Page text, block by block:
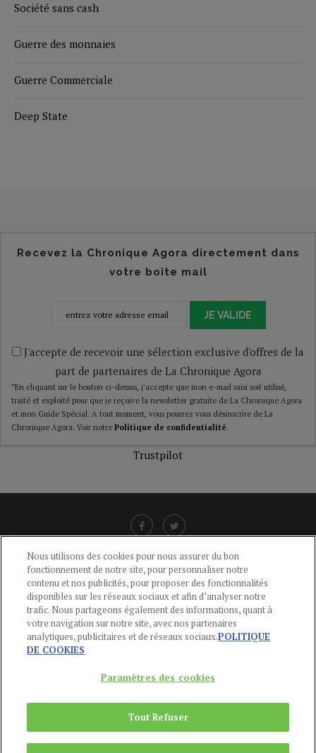
Société sans cash
Guerre des monnaies
Guerre Commerciale
Deep State
Recevez la Chronique Agora directement dans
votre boîte mail
JE VALIDE
J'accepte de recevoir une sélection exclusive d'offres de la
part de partenaires de La Chronique Agora
*En cliquant sur le bouton ci-dessus, j’accepte que mon e-mail saisi soit utilisé,
traité et exploité pour que je reçoive la newsletter gratuite de La Chronique Agora
et mon Guide Spécial. A tout moment, vous pourrez vous désinscrire de La
Chronique Agora. Voir notre Politique de confidentialité.
Trustpilot
CGU-POLITIQUE DE CONFIDENTIALITÉ -POLITIQUE DES COOKIES
MENTIONS LÉGALES -AIDE
CONTACT
01 44 59 91 11
Du Lundi au Vendredi, 9h-13h et 14h-17h
Copyright © 2024Publications Agora
Nous utilisons des cookies pour nous assurer du bon
fonctionnement de notre site, pour personnaliser notre
contenu et nos publicités, pour proposer des fonctionnalités
disponibles sur les réseaux sociaux et afin d’analyser notre
trafic. Nous partageons également des informations, quant à
votre navigation sur notre site, avec nos partenaires
analytiques, publicitaires et de réseaux sociaux.POLITIQUE
DE COOKIES
Paramètres des cookies
Tout Refuser